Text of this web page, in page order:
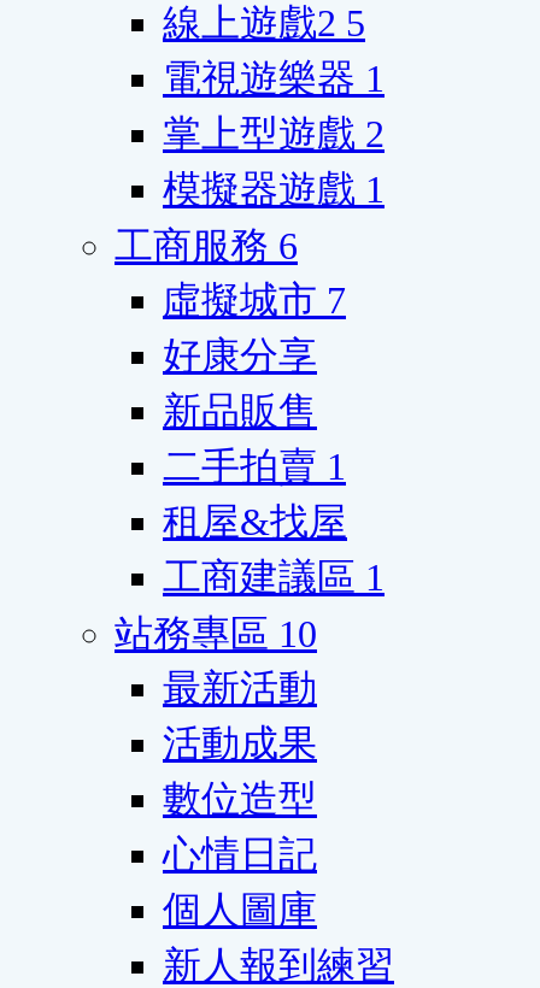
線上遊戲2 5
電視遊樂器 1
掌上型遊戲 2
模擬器遊戲 1
工商服務 6
虛擬城市 7
好康分享
新品販售
二手拍賣 1
租屋&找屋
工商建議區 1
站務專區 10
最新活動
活動成果
數位造型
心情日記
個人圖庫
新人報到練習